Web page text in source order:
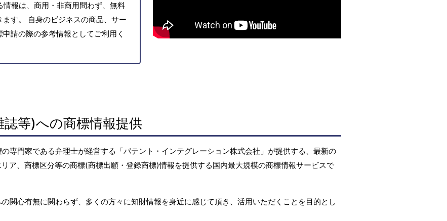
報は、商用・非商用問わず、無料
す。 自身のビジネスの商品、サー
請の際の参考情報としてご利用く
等)への商標情報提供
の専門家である弁理士が経営する「パテント・インテグレーション株式会社」が提供する、最新の
ア、商標区分等の商標(商標出願・登録商標)情報を提供する国内最大規模の商標情報サービスで
関心有無に関わらず、多くの方々に知財情報を身近に感じて頂き、活用いただくことを目的とし